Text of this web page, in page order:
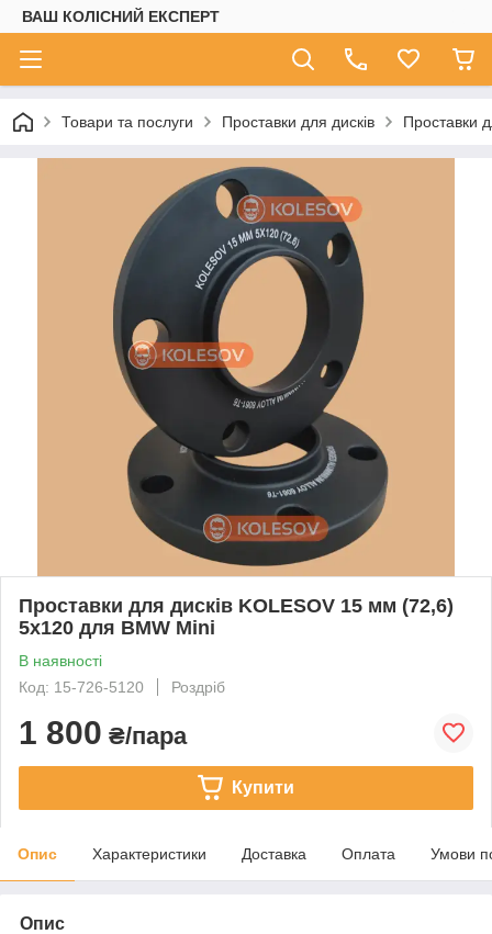
ВАШ КОЛІСНИЙ ЕКСПЕРТ
Товари та послуги Проставки для дисків Проставки
Проставки для дисків KOLESOV 15 мм (72,6)
5х120 для BMW Mini
В наявності
Код: 15-726-5120
Роздріб
1 800 ₴/пара
Купити
Опис Характеристики Доставка Оплата Умови
Опис